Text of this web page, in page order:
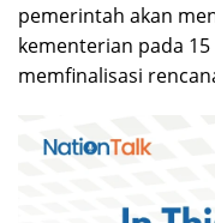
pemerintah akan
kementerian pada
memfinalisasi